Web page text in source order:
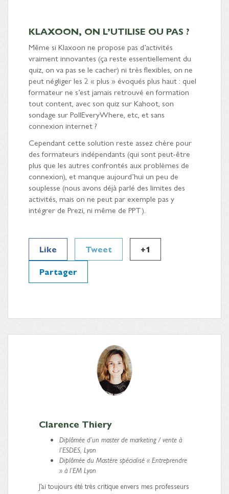
KLAXOON, ON L’UTILISE OU PAS ?
Même si Klaxoon ne propose pas d’activités
vraiment innovantes (ça reste essentiellement du
quiz, on va pas se le cacher) ni très flexibles, on ne
peut négliger les 2 « plus » évoqués plus haut : quel
formateur ne s’est jamais retrouvé en formation
tout content, avec son quiz sur Kahoot, son
sondage sur PollEveryWhere, etc, et sans
connexion internet ?
Cependant cette solution reste assez chère pour
des formateurs indépendants (qui sont peut-être
plus que les autres confrontés aux problèmes de
connexion), et manque aujourd’hui un peu de
souplesse (nous avons déjà parlé des limites des
activités, mais on ne peut par exemple pas y
intégrer de Prezi, ni même de PPT).
Like Tweet
+1
Partager
Clarence Thiery
Diplômée d’un master de marketing / vente à
l’ESDES, Lyon
Diplômée du Mastère spécialisé « Entreprendre
» à l’EM Lyon
J’ai toujours été très critique envers mes professeurs